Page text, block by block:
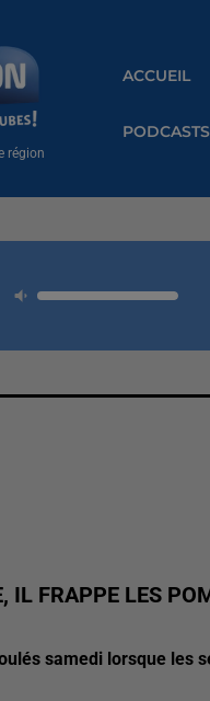
région
ACCUEIL
PODCASTS
IL FRAPPE LES
samedi lorsque les